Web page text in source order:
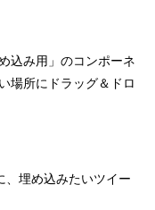
込み用」のコンポーネ
場所にドラッグ＆ドロ
、埋め込みたいツイー